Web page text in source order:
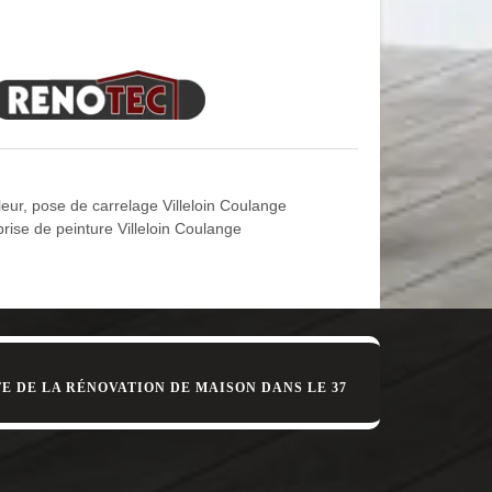
nous nous évertuons à proposer nos services
façade à peindre, du type de revêtement de
projet entre nos mains et jouissez de la
de l’intervention, la méthode à adopter, etc. Ce
ce devis. Demandez donc le vôtre, c’est
37460. Nous avons de l’expérience ; et
est en mesure de prendre en main votre
pose de carrelage Villeloin Coulange
de peinture Villeloin Coulange
DE LA RÉNOVATION DE MAISON DANS LE 37